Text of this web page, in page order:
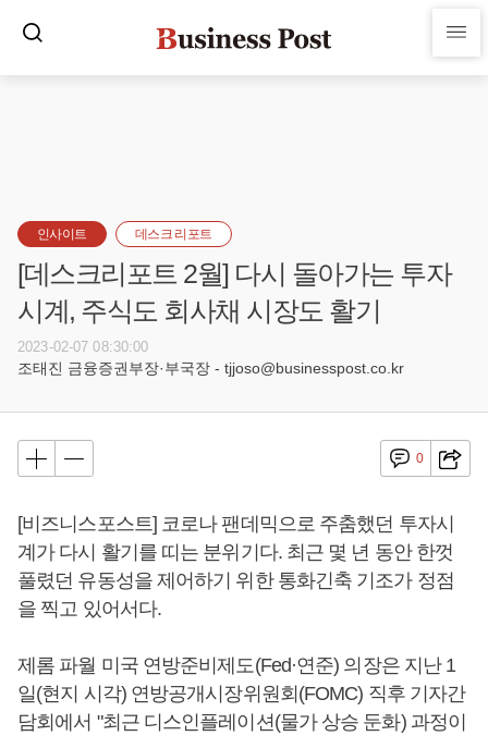
인사이트 데스크 리포트
[데스크리포트 2월] 다시 돌아가는 투자
시계, 주식도 회사채 시장도 활기
2023-02-07 08:30:00
조태진 금융증권부장·부국장 - tjjoso@businesspost.co.kr
0
[비즈니스포스트] 코로나 팬데믹으로 주춤했던 투자시
계가 다시 활기를 띠는 분위기다. 최근 몇 년 동안 한껏
풀렸던 유동성을 제어하기 위한 통화긴축 기조가 정점
을 찍고 있어서다.
제롬 파월 미국 연방준비제도(Fed·연준) 의장은 지난 1
일(현지 시각) 연방공개시장위원회(FOMC) 직후 기자간
담회에서 "최근 디스인플레이션(물가 상승 둔화) 과정이